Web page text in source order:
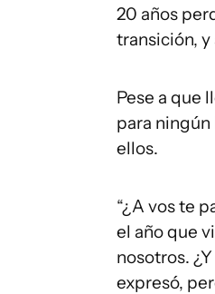
20 años
transición, y
Pese a que
para
ellos.
“¿A vos te
el año que
nosotros.
expresó,